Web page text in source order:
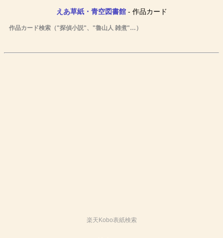
えあ草紙・青空図書館- 作品カード
作品カード検索（"探偵小説"、"魯山人 雑煮"…）
楽天Kobo表紙検索